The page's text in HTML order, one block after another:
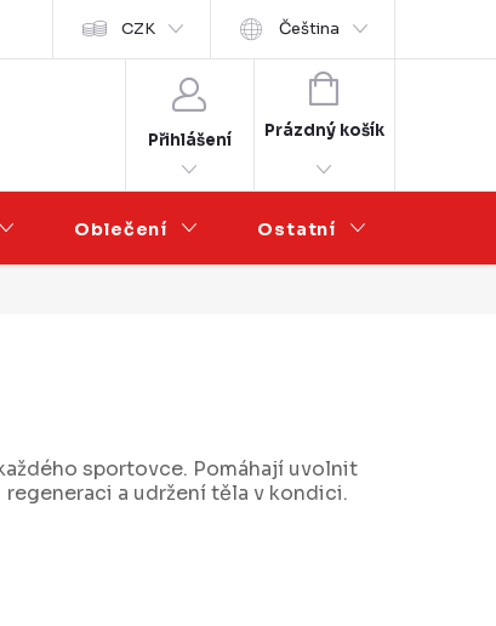
CZK Čeština
Přihlášení
NÁKUPNÍ
KOŠÍK
Prázdný košík
Oblečení Ostatní
sportovce. Pomáhají uvolnit
a udržení těla v kondici.